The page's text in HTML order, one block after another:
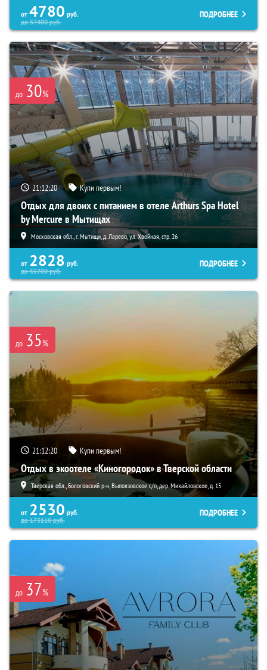
от 4780 руб.
до57400руб.
ПОДРОБНЕЕ
до 30%
21:12:19 Купи первым!
Отдых для двоих с питанием в отеле Arthurs Spa Hotel
by Mercure в Мытищах
Московская обл., г. Мытищи, д. Ларево, ул. Хвойная, стр. 26
от 2828 руб.
до65700руб.
ПОДРОБНЕЕ
до 35%
21:12:19 Купи первым!
Отдых в экоотеле «Киногородок» в Тверской области
Тверская обл., Бологовский р-н, Выползовское с/п, дер. Михайловское, д. 15
от 2530 руб.
до173110руб.
ПОДРОБНЕЕ
до 37%